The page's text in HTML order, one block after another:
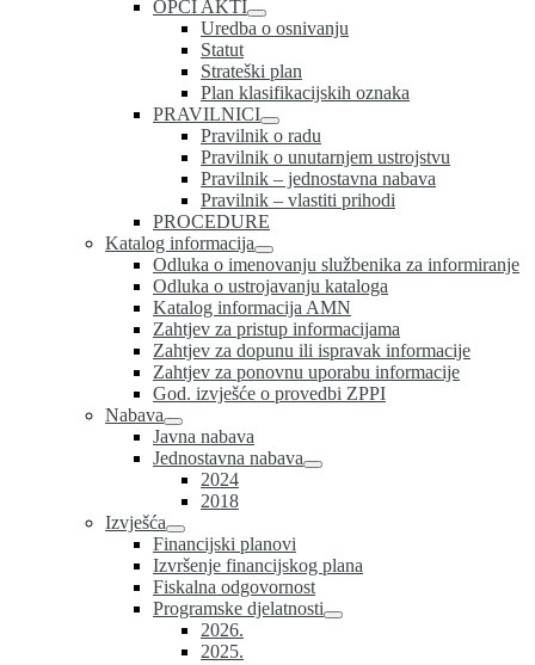
OPĆI AKTI
Uredba o osnivanju
Statut
Strateški plan
Plan klasifikacijskih oznaka
PRAVILNICI
Pravilnik o radu
Pravilnik o unutarnjem ustrojstvu
Pravilnik – jednostavna nabava
Pravilnik – vlastiti prihodi
PROCEDURE
Katalog informacija
Odluka o imenovanju službenika za informiranje
Odluka o ustrojavanju kataloga
Katalog informacija AMN
Zahtjev za pristup informacijama
Zahtjev za dopunu ili ispravak informacije
Zahtjev za ponovnu uporabu informacije
God. izvješće o provedbi ZPPI
Nabava
Javna nabava
Jednostavna nabava
2024
2018
Izvješća
Financijski planovi
Izvršenje financijskog plana
Fiskalna odgovornost
Programske djelatnosti
2026.
2025.